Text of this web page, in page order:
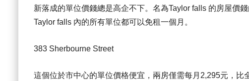
新落成的單位價錢總是高企不下。名為Taylor falls 的房屋價
Taylor falls 內的所有單位都可以免租一個月。
383 Sherbourne Street
這個位於市中心的單位價格便宜，兩房僅需每月2,295元，